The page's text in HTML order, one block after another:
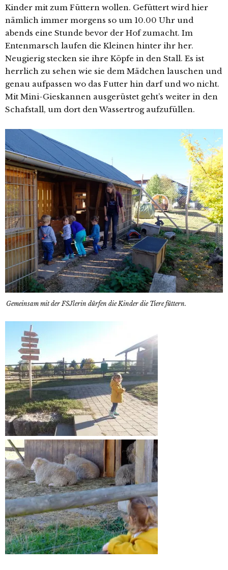
Kinder mit zum Füttern wollen. Gefüttert wird hier
nämlich immer morgens so um 10.00 Uhr und
abends eine Stunde bevor der Hof zumacht. Im
Entenmarsch laufen die Kleinen hinter ihr her.
Neugierig stecken sie ihre Köpfe in den Stall. Es ist
herrlich zu sehen wie sie dem Mädchen lauschen und
genau aufpassen wo das Futter hin darf und wo nicht.
Mit Mini-Gieskannen ausgerüstet geht’s weiter in den
Schafstall, um dort den Wassertrog aufzufüllen.
Gemeinsam mit der FSJlerin dürfen die Kinder die Tiere füttern.